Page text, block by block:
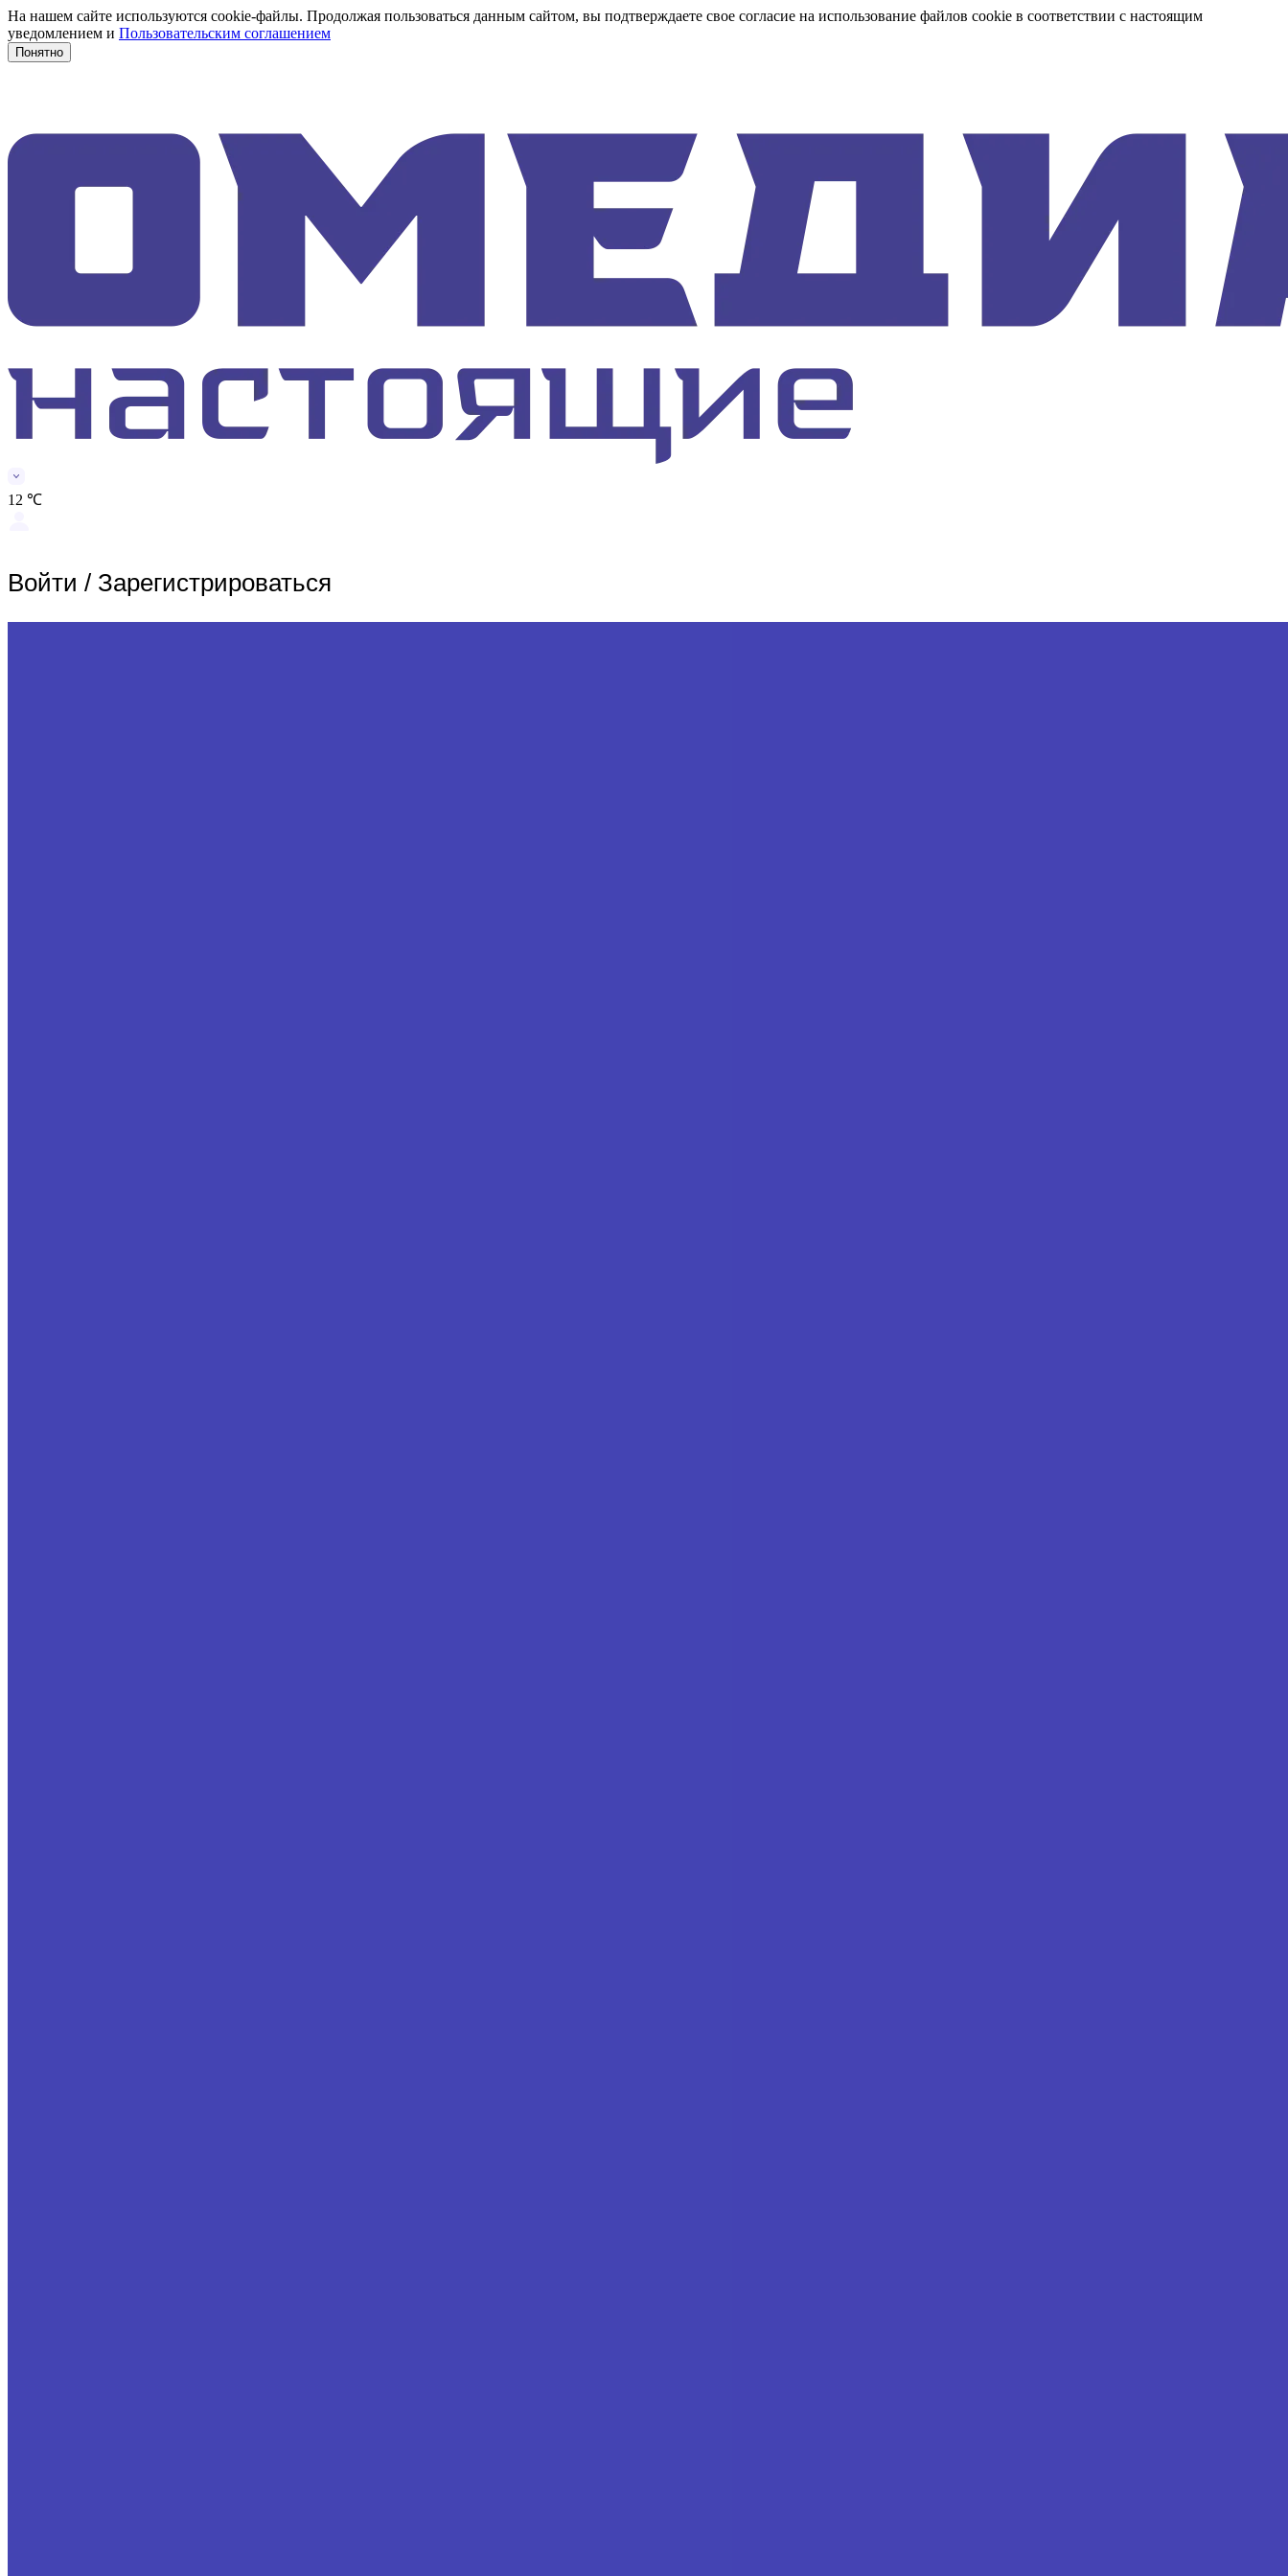
На нашем сайте используются cookie-файлы. Продолжая пользоваться данным сайтом, вы подтверждаете свое согласие на использование файлов cookie в соответствии с настоящим
уведомлением и Пользовательским соглашением
Понятно
12 ℃
Войти / Зарегистрироваться